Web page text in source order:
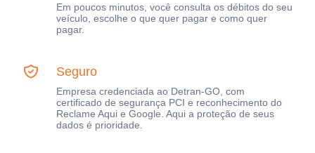
Em poucos minutos, você consulta os débitos do seu
veículo, escolhe o que quer pagar e como quer
pagar.
Seguro
Empresa credenciada ao Detran-GO, com
certificado de segurança PCI e reconhecimento do
Reclame Aqui e Google. Aqui a proteção de seus
dados é prioridade.